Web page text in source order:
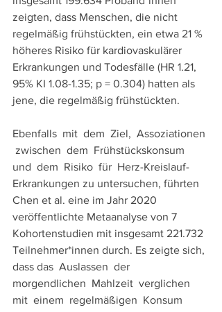
zeigten, dass Menschen, die nicht
regelmäßig frühstückten, ein etwa 21 %
höheres Risiko für kardiovaskulärer
Erkrankungen und Todesfälle (HR 1.21,
95% KI 1.08-1.35; p = 0.304) hatten als
jene, die regelmäßig frühstückten.
Ebenfalls  mit  dem  Ziel,  Assoziationen
zwischen  dem  Frühstückskonsum
und  dem  Risiko  für  Herz-Kreislauf-
Erkrankungen zu untersuchen, führten
Chen et al. eine im Jahr 2020
veröffentlichte Metaanalyse von 7
Kohortenstudien mit insgesamt 221.732
Teilnehmer*innen durch. Es zeigte sich,
dass das  Auslassen  der
morgendlichen  Mahlzeit  verglichen
mit  einem  regelmäßigen  Konsum